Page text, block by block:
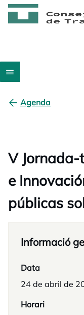
Agenda
V
e
públicas
Informació
Data
24 de abril de
Horari